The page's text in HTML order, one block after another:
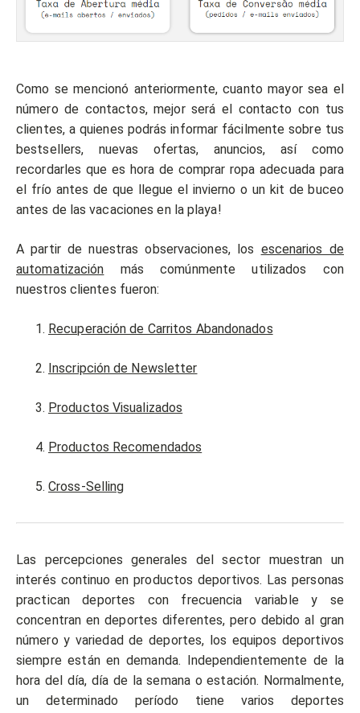
Como se mencionó anteriormente, cuanto mayor sea el
número de contactos, mejor será el contacto con tus
clientes, a quienes podrás informar fácilmente sobre tus
bestsellers, nuevas ofertas, anuncios, así como
recordarles que es hora de comprar ropa adecuada para
el frío antes de que llegue el invierno o un kit de buceo
antes de las vacaciones en la playa!
A partir de nuestras observaciones, los escenarios de
automatización más comúnmente utilizados con
nuestros clientes fueron:
Recuperación de Carritos Abandonados
Inscripción de Newsletter
Productos Visualizados
Productos Recomendados
Cross-Selling
Las percepciones generales del sector muestran un
interés continuo en productos deportivos. Las personas
practican deportes con frecuencia variable y se
concentran en deportes diferentes, pero debido al gran
número y variedad de deportes, los equipos deportivos
siempre están en demanda. Independientemente de la
hora del día, día de la semana o estación. Normalmente,
un determinado período tiene varios deportes